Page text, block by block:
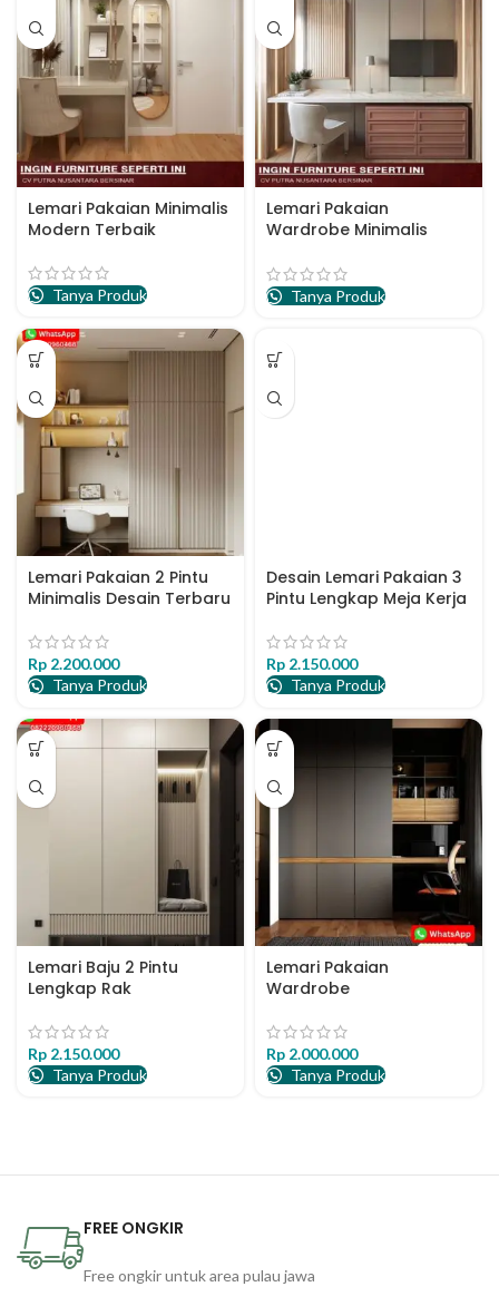
Lemari Pakaian Minimalis
Modern Terbaik
Tanya Produk
Lemari Pakaian
Wardrobe Minimalis
Tanya Produk
Lemari Pakaian 2 Pintu
Minimalis Desain Terbaru
Rp 2.200.000
Tanya Produk
Desain Lemari Pakaian 3
Pintu Lengkap Meja Kerja
Rp 2.150.000
Tanya Produk
Lemari Baju 2 Pintu
Lengkap Rak
Rp 2.150.000
Tanya Produk
Lemari Pakaian
Wardrobe
Rp 2.000.000
Tanya Produk
FREE ONGKIR
Free ongkir untuk area pulau jawa